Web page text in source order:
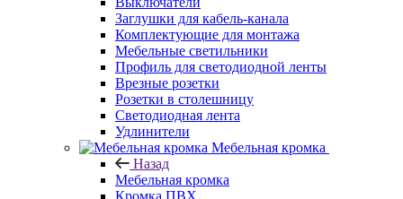
Заглушки для кабель-канала
Комплектующие для монтажа
Мебельные светильники
Профиль для светодиодной ленты
Врезные розетки
Розетки в столешницу
Светодиодная лента
Удлинители
Мебельная кромка
Назад
Мебельная кромка
Кромка ПВХ